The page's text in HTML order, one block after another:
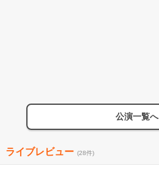
公演一覧へ
ライブレビュー (28件)